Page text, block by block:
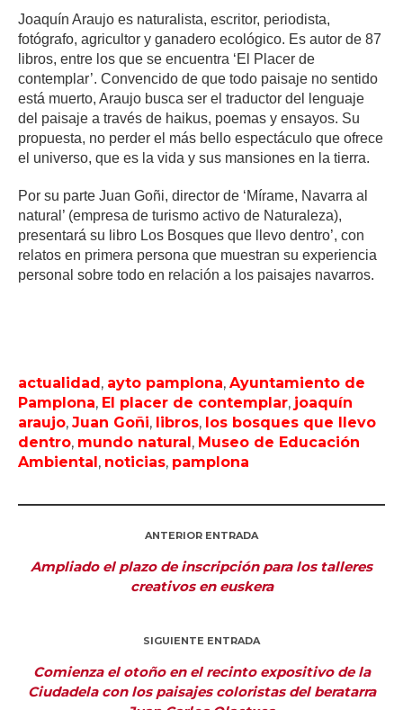
Joaquín Araujo es naturalista, escritor, periodista,
fotógrafo, agricultor y ganadero ecológico. Es autor de 87
libros, entre los que se encuentra ‘El Placer de
contemplar’. Convencido de que todo paisaje no sentido
está muerto, Araujo busca ser el traductor del lenguaje
del paisaje a través de haikus, poemas y ensayos. Su
propuesta, no perder el más bello espectáculo que ofrece
el universo, que es la vida y sus mansiones en la tierra.
Por su parte Juan Goñi, director de ‘Mírame, Navarra al
natural’ (empresa de turismo activo de Naturaleza),
presentará su libro Los Bosques que llevo dentro’, con
relatos en primera persona que muestran su experiencia
personal sobre todo en relación a los paisajes navarros.
actualidad, ayto pamplona, Ayuntamiento de
Pamplona, El placer de contemplar, joaquín
araujo, Juan Goñi, libros, los bosques que llevo
dentro, mundo natural, Museo de Educación
Ambiental, noticias, pamplona
ANTERIOR ENTRADA
Ampliado el plazo de inscripción para los talleres
creativos en euskera
SIGUIENTE ENTRADA
Comienza el otoño en el recinto expositivo de la
Ciudadela con los paisajes coloristas del beratarra